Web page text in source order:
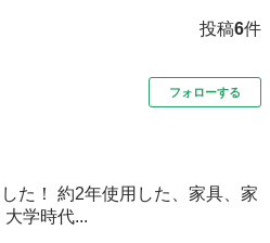
投稿6件
フォローする
た！ 約2年使用した、家具、家
学時代...